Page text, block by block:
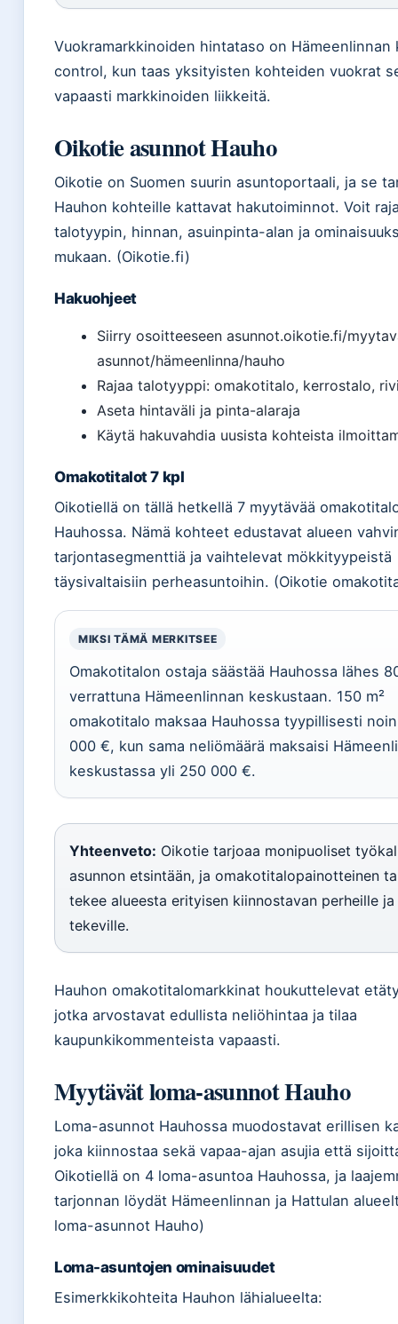
Vuokramarkkinoiden hintataso on Hämeenlinnan
control, kun taas yksityisten kohteiden vuokrat
vapaasti markkinoiden liikkeitä.
Oikotie asunnot Hauho
Oikotie on Suomen suurin asuntoportaali, ja se
Hauhon kohteille kattavat hakutoiminnot. Voit
talotyypin, hinnan, asuinpinta-alan ja
mukaan. (Oikotie.fi)
Hakuohjeet
Siirry osoitteeseen asunnot.oikotie.fi/
asunnot/hämeenlinna/hauho
Rajaa talotyyppi: omakotitalo, kerrostalo,
Aseta hintaväli ja pinta-alaraja
Käytä hakuvahdia uusista kohteista
Omakotitalot 7 kpl
Oikotiellä on tällä hetkellä 7 myytävää
Hauhossa. Nämä kohteet edustavat alueen
tarjontasegmenttiä ja vaihtelevat mökkityypeistä
täysivaltaisiin perheasuntoihin. (Oikotie
MIKSI TÄMÄ MERKITSEE
Omakotitalon ostaja säästää Hauhossa lähes
verrattuna Hämeenlinnan keskustaan. 150 m²
omakotitalo maksaa Hauhossa tyypillisesti
000 €, kun sama neliömäärä maksaisi
keskustassa yli 250 000 €.
Yhteenveto: Oikotie tarjoaa monipuoliset
asunnon etsintään, ja omakotitalopainotteinen
tekee alueesta erityisen kiinnostavan perheille
tekeville.
Hauhon omakotitalomarkkinat houkuttelevat
jotka arvostavat edullista neliöhintaa ja tilaa
kaupunkikommenteista vapaasti.
Myytävät loma-asunnot Hauho
Loma-asunnot Hauhossa muodostavat erillisen
joka kiinnostaa sekä vapaa-ajan asujia että
Oikotiellä on 4 loma-asuntoa Hauhossa, ja
tarjonnan löydät Hämeenlinnan ja Hattulan
loma-asunnot Hauho)
Loma-asuntojen ominaisuudet
Esimerkkikohteita Hauhon lähialueelta: